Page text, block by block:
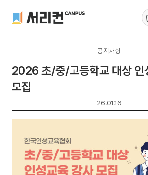
공지사항
2026 초/중/고등학교 대상 인
모집
26.01.16